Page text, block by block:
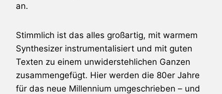
an.
Stimmlich ist das alles großartig, mit warmem
Synthesizer instrumentalisiert und mit guten
Texten zu einem unwiderstehlichen Ganzen
zusammengefügt. Hier werden die 80er Jahre
für das neue Millennium umgeschrieben – und